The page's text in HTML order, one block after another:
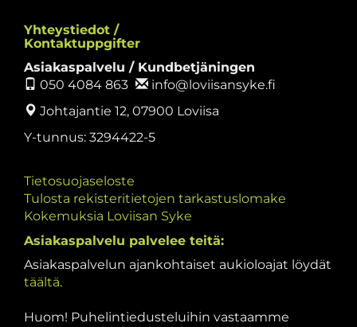
Yhteystiedot /
Kontaktuppgifter
Asiakaspalvelu / Kundbetjäningen
050 4084 863
info@loviisansyke.fi
Johtajantie 12, 07900 Loviisa
Y-tunnus: 3294422-5
Tietosuojaseloste
Tulosta rekisteritietojen tarkastuslomake
Kokemuksia Loviisan Syke
Asiakaspalvelu palvelee teitä:
Asiakaspalvelun ajankohtaiset aukioloajat löydät
täältä.
Huom! Puhelintiedusteluihin vastaamme